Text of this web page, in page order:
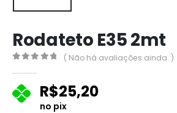
Rodateto E35 2mt
( Não há avaliações ainda. )
R$25,20
no pix